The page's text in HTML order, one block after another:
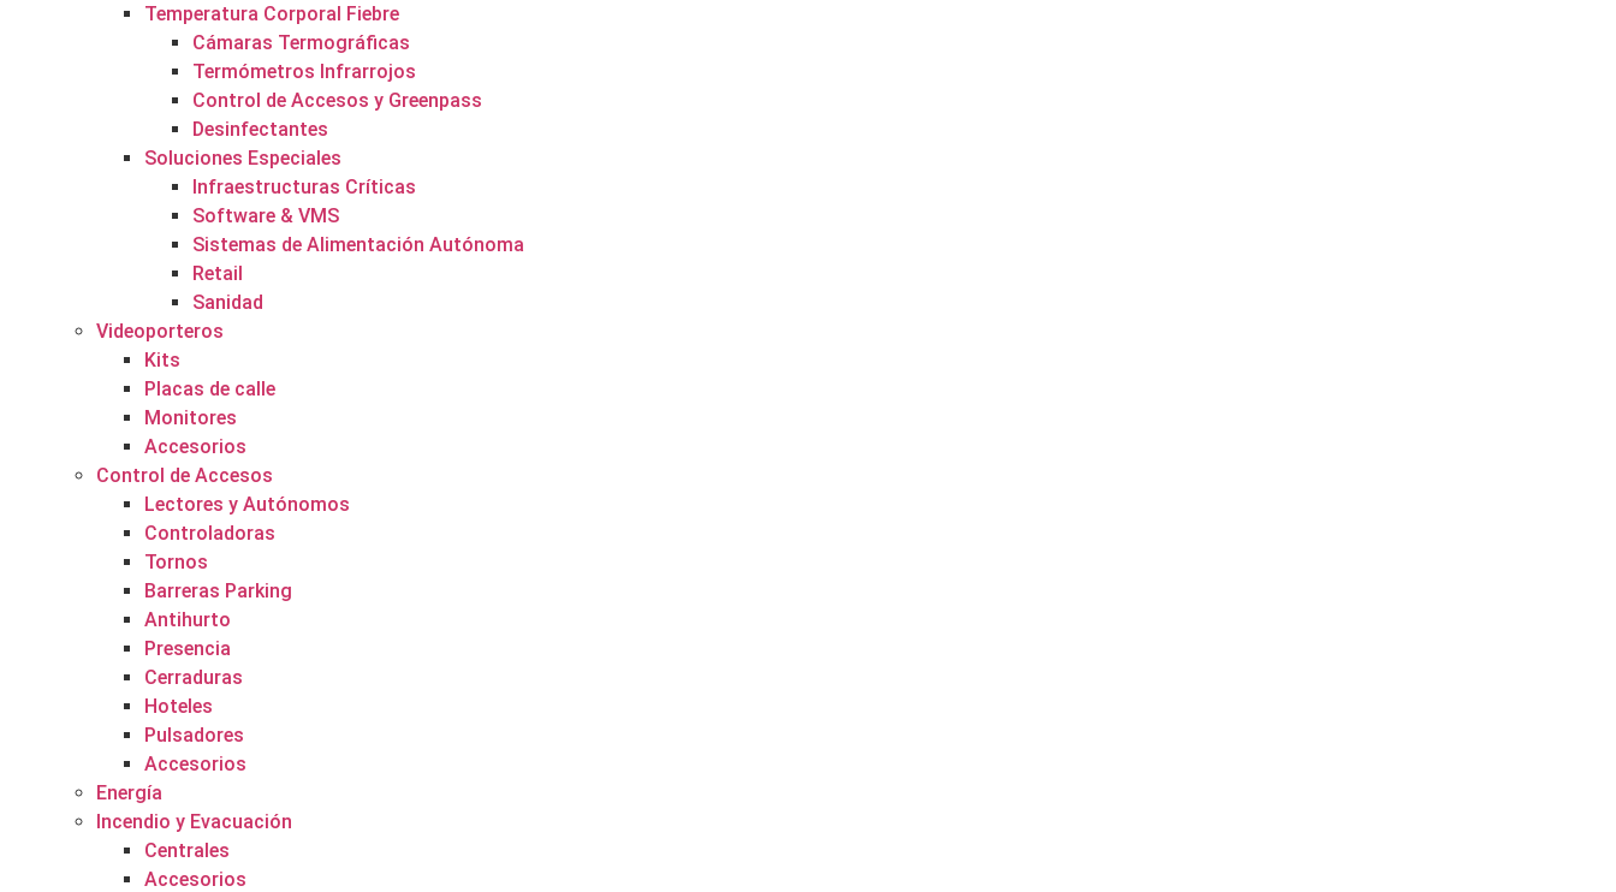
Temperatura Corporal Fiebre
Cámaras Termográficas
Termómetros Infrarrojos
Control de Accesos y Greenpass
Desinfectantes
Soluciones Especiales
Infraestructuras Críticas
Software & VMS
Sistemas de Alimentación Autónoma
Retail
Sanidad
Videoporteros
Kits
Placas de calle
Monitores
Accesorios
Control de Accesos
Lectores y Autónomos
Controladoras
Tornos
Barreras Parking
Antihurto
Presencia
Cerraduras
Hoteles
Pulsadores
Accesorios
Energía
Incendio y Evacuación
Centrales
Accesorios